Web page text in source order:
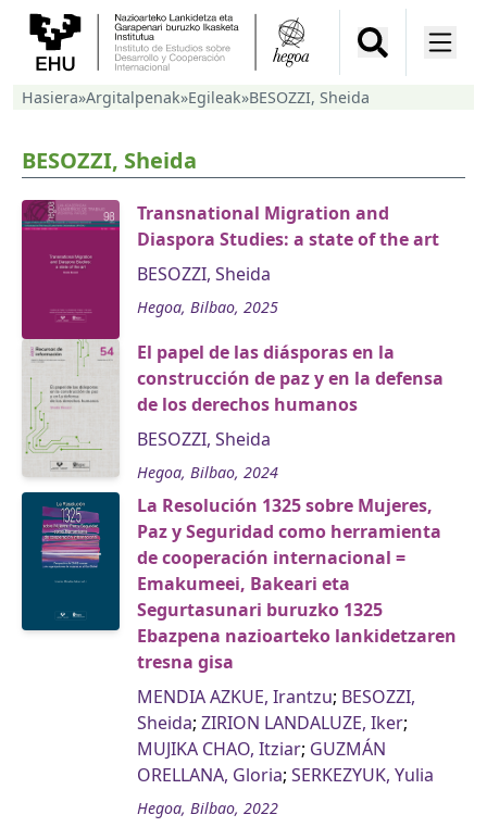
Hasiera»Argitalpenak»Egileak»BESOZZI, Sheida
BESOZZI, Sheida
Transnational Migration and
Diaspora Studies: a state of the art
BESOZZI, Sheida
Hegoa, Bilbao, 2025
El papel de las diásporas en la
construcción de paz y en la defensa
de los derechos humanos
BESOZZI, Sheida
Hegoa, Bilbao, 2024
La Resolución 1325 sobre Mujeres,
Paz y Seguridad como herramienta
de cooperación internacional =
Emakumeei, Bakeari eta
Segurtasunari buruzko 1325
Ebazpena nazioarteko lankidetzaren
tresna gisa
MENDIA AZKUE, Irantzu; BESOZZI,
Sheida; ZIRION LANDALUZE, Iker;
MUJIKA CHAO, Itziar; GUZMÁN
ORELLANA, Gloria; SERKEZYUK, Yulia
Hegoa, Bilbao, 2022